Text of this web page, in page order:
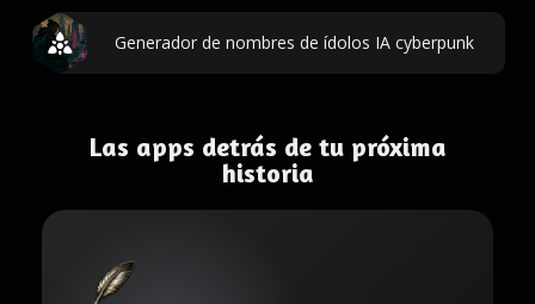
Generador de nombres de ídolos IA cyberpunk
Las apps detrás de tu próxima
historia